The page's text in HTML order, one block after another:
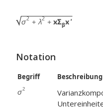
Notation
Begriff Beschreibung